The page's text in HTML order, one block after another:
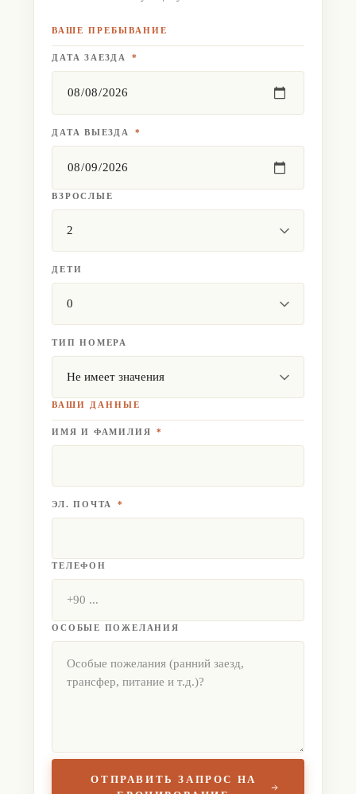
ВАШЕ ПРЕБЫВАНИЕ
ДАТА ЗАЕЗДА *
ДАТА ВЫЕЗДА *
ВЗРОСЛЫЕ
ДЕТИ
ТИП НОМЕРА
ВАШИ ДАННЫЕ
ИМЯ И ФАМИЛИЯ *
ЭЛ. ПОЧТА *
ТЕЛЕФОН
ОСОБЫЕ ПОЖЕЛАНИЯ
ОТПРАВИТЬ ЗАПРОС НА